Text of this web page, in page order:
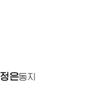
은동지